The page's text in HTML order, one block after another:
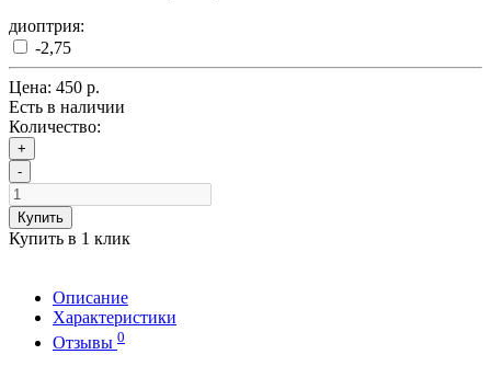
диоптрия:
-2,75
Цена: 450 р.
Есть в наличии
Количество:
+
-
Купить
Купить в 1 клик
Описание
Характеристики
Отзывы 0